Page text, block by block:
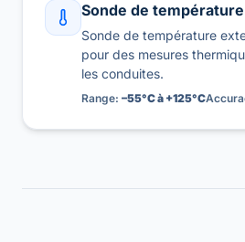
Sonde de
Sonde de température
pour des mesures
les conduites.
Range: –55°C à +125°C